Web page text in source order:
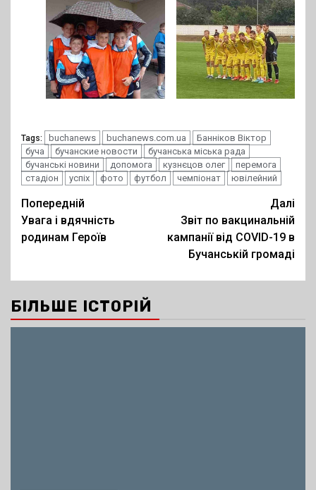
Tags: buchanews buchanews.com.ua
Банніков Віктор
буча
бучанские новости
бучанська міська рада
бучанські новини
допомога кузнєцов олег
перемога
стадіон
успіх фото футбол чемпіонат ювілейний
Post
navigation
Попередній
Увага і вдячність
родинам Героїв
Далі
Звіт по вакцинальній
кампанії від COVID-19 в
Бучанській громаді
БІЛЬШЕ ІСТОРІЙ